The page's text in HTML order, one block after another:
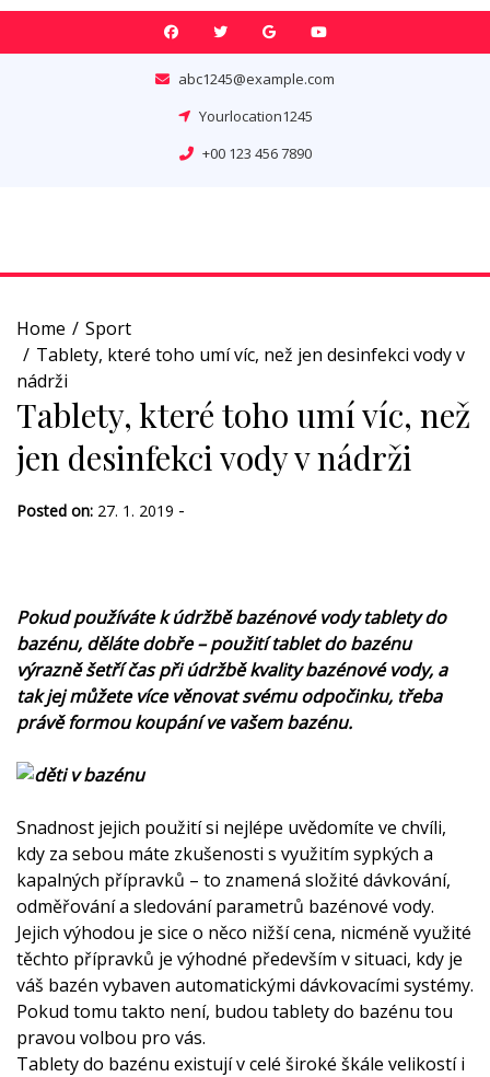
Skip
abc1245@example.com
Yourlocation1245
+00 123 456 7890
Home
Sport
Tablety, které toho umí víc, než jen desinfekci vody v
nádrži
Tablety, které toho umí víc, než
jen desinfekci vody v nádrži
Posted on: 27. 1. 2019 -
Pokud používáte k údržbě bazénové vody tablety do
bazénu, děláte dobře – použití tablet do bazénu
výrazně šetří čas při údržbě kvality bazénové vody, a
tak jej můžete více věnovat svému odpočinku, třeba
právě formou koupání ve vašem bazénu.
Snadnost jejich použití si nejlépe uvědomíte ve chvíli,
kdy za sebou máte zkušenosti s využitím sypkých a
kapalných přípravků – to znamená složité dávkování,
odměřování a sledování parametrů bazénové vody.
Jejich výhodou je sice o něco nižší cena, nicméně využité
těchto přípravků je výhodné především v situaci, kdy je
váš bazén vybaven automatickými dávkovacími systémy.
Pokud tomu takto není, budou tablety do bazénu tou
pravou volbou pro vás.
Tablety do bazénu existují v celé široké škále velikostí i